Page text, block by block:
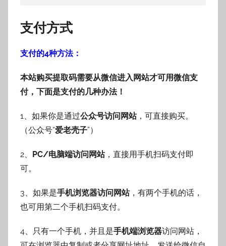
支付方式
支付的4种方法：
本站购买提取码需要从微信进入网站才可用微信支
付，下面是支付的几种办法！
1、如果你是通过公众号访问网站，可直接购买。
（公众号“爱老壳子”）
2、 PC/电脑端访问网站，直接用手机扫码支付即
可。
3、如果是手机浏览器访问网站，有两个手机的话，
也可用第二个手机扫码支付。
4、只有一个手机，并且是手机端浏览器访问网站，